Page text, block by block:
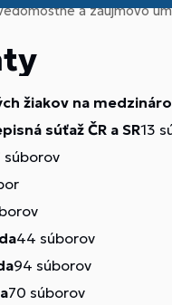
a záujmovo
žiakov na
súťaž ČR a SR13
súborov
44 súborov
94 súborov
70 súborov